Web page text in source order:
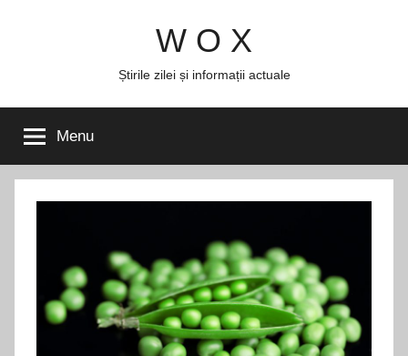
W O X
Știrile zilei și informații actuale
Menu